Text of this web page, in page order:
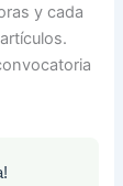
y cada